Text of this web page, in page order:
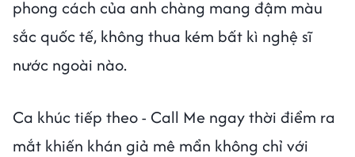
phong cách của anh chàng mang đậm màu
sắc quốc tế, không thua kém bất kì nghệ sĩ
nước ngoài nào.
Ca khúc tiếp theo - Call Me ngay thời điểm ra
mắt khiến khán giả mê mẩn không chỉ với